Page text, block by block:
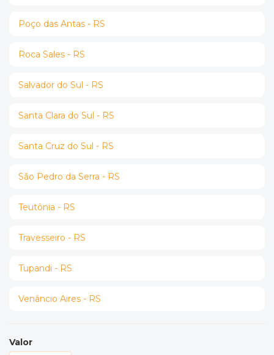
Poço das Antas - RS
Roca Sales - RS
Salvador do Sul - RS
Santa Clara do Sul - RS
Santa Cruz do Sul - RS
São Pedro da Serra - RS
Teutônia - RS
Travesseiro - RS
Tupandi - RS
Venâncio Aires - RS
Valor